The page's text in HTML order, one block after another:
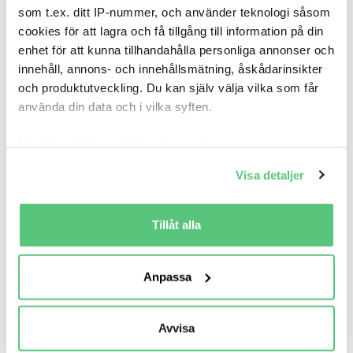
som t.ex. ditt IP-nummer, och använder teknologi såsom
cookies för att lagra och få tillgång till information på din
enhet för att kunna tillhandahålla personliga annonser och
innehåll, annons- och innehållsmätning, åskådarinsikter
och produktutveckling. Du kan själv välja vilka som får
använda din data och i vilka syften.
som kan ha en noggrannhet på upp till flera meter
Identifiera din enhet genom att aktivt skanna den
för specifika kännetecken (fingeravtryck)
Ta reda på mer om hur dina personliga uppgifter
Du kan ändra eller dra tillbaka ditt samtycke när som
helst från cookie-förklaringen.
Visa detaljer
Tillåt alla
Anpassa
Avvisa
Gratis historik (5)
Räkna på försäkring
Jämför Se bil
30 apr 13:12
Ford Explorer Style RWD Standard Range fr.